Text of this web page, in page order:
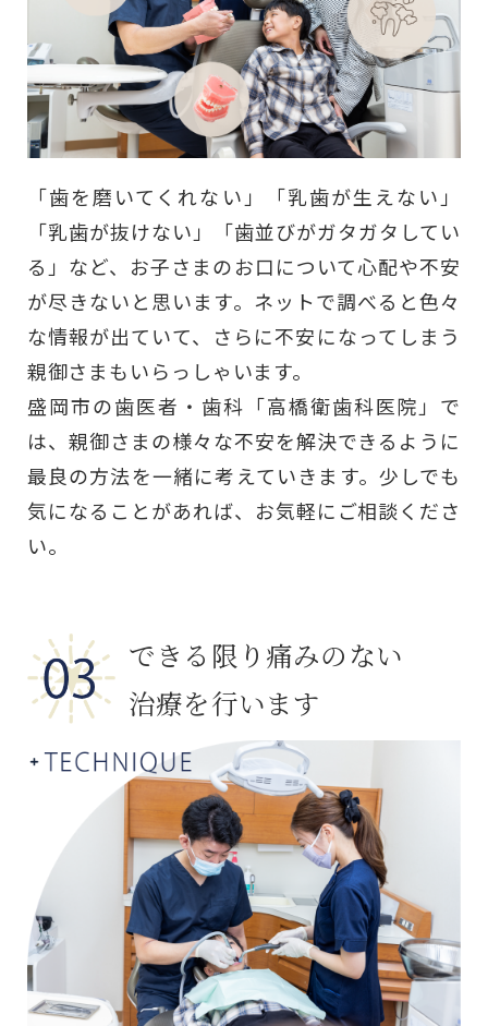
「歯を磨いてくれない」「乳歯が生えない」
「乳歯が抜けない」「歯並びがガタガタしてい
る」など、お子さまのお口について心配や不安
が尽きないと思います。ネットで調べると色々
な情報が出ていて、さらに不安になってしまう
親御さまもいらっしゃいます。
盛岡市の歯医者・歯科「高橋衛歯科医院」で
は、親御さまの様々な不安を解決できるように
最良の方法を一緒に考えていきます。少しでも
気になることがあれば、お気軽にご相談くださ
い。
できる限り痛みのない
治療を行います